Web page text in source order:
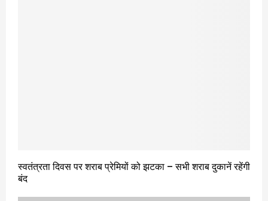
स्वतंत्रता दिवस पर शराब प्रेमियों को झटका – सभी शराब दुकानें रहेंगी
बंद